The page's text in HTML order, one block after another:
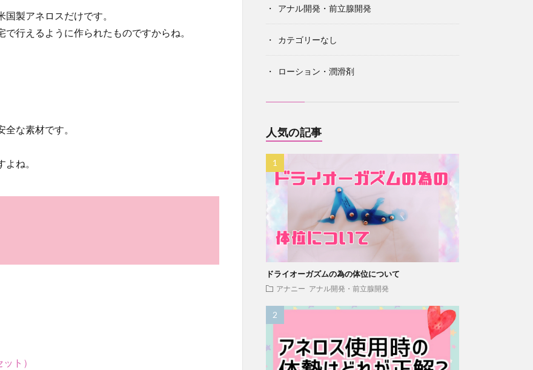
製アネロスだけです。
行えるように作られたものですからね。
な素材です。
ね。
ト）
アナル開発・前立腺開発
カテゴリーなし
ローション・潤滑剤
人気の記事
ドライオーガズムの為の体位について
アナニー アナル開発・前立腺開発